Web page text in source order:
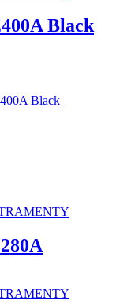
Black
Black